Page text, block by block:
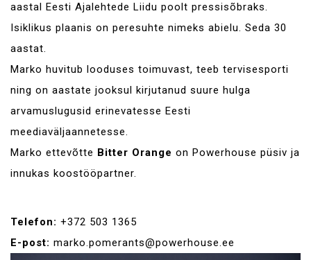
aastal Eesti Ajalehtede Liidu poolt pressisõbraks.
Isiklikus plaanis on peresuhte nimeks abielu. Seda 30
aastat.
Marko huvitub looduses toimuvast, teeb tervisesporti
ning on aastate jooksul kirjutanud suure hulga
arvamuslugusid erinevatesse Eesti
meediaväljaannetesse.
Marko ettevõtte Bitter Orange on Powerhouse püsiv ja
innukas koostööpartner.
Telefon: +372 503 1365
E-post: marko.pomerants@powerhouse.ee